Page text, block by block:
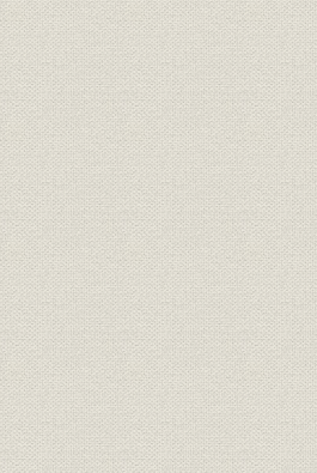
第1~7期の業績
大正9年
(1923年)5
ドイツ・ミューラー社製コルゲ
ーター
昭和2年
千船工場全景絵図 [大正12年
第8~14期の業績
大正12年
(1926年
[設置した主要加工機械] [昭和5年
第15~34期の業績
大正15年
年(1936年
淀川工場全景絵図 [昭和10年
抄紙機、地球型蒸し釜、ヒータ